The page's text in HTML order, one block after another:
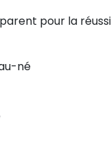
pour la
né